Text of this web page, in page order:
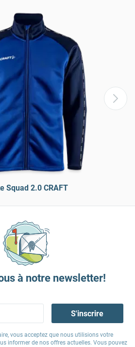
Squad 2.0 CRAFT
à notre newsletter!
S'inscrire
vous acceptez que nous utilisions votre
informer de nos offres actuelles. Vous pouvez